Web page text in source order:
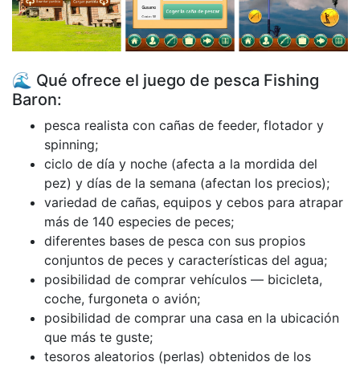
🌊 Qué ofrece el juego de pesca Fishing
Baron:
pesca realista con cañas de feeder, flotador y
spinning;
ciclo de día y noche (afecta a la mordida del
pez) y días de la semana (afectan los precios);
variedad de cañas, equipos y cebos para atrapar
más de 140 especies de peces;
diferentes bases de pesca con sus propios
conjuntos de peces y características del agua;
posibilidad de comprar vehículos — bicicleta,
coche, furgoneta o avión;
posibilidad de comprar una casa en la ubicación
que más te guste;
tesoros aleatorios (perlas) obtenidos de los